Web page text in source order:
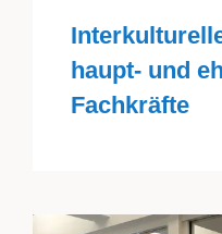
haupt- und
Fachkräfte